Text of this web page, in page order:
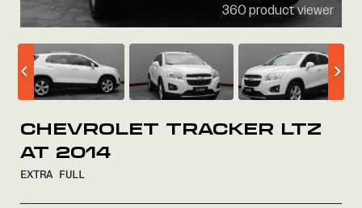
COMPRÁ
VENDÉ
360 product viewer
CHEVROLET TRACKER LTZ
AT 2014
EXTRA FULL